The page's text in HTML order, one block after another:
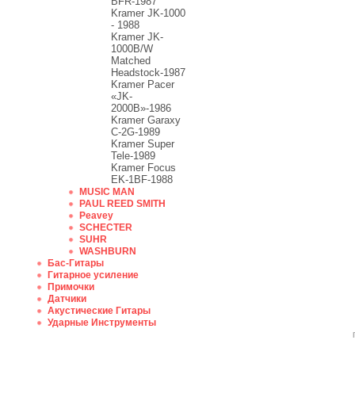
Kramer JK-1000
- 1988
Kramer JK-
1000B/W
Matched
Headstock-1987
Kramer Pacer
«JK-
2000B»-1986
Kramer Garaxy
C-2G-1989
Kramer Super
Tele-1989
Kramer Focus
EK-1BF-1988
MUSIC MAN
PAUL REED SMITH
Peavey
SCHECTER
SUHR
WASHBURN
Бас-Гитары
Гитарное усиление
Примочки
Датчики
Акустические Гитары
Ударные Инструменты